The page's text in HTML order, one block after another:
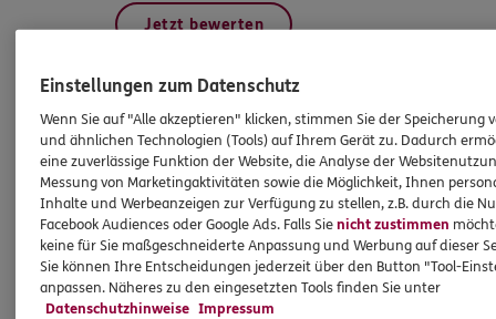
Jetzt bewerten
Produkte
Zahnversicherungen
Kfz-Versicherung
Krankenversicherung
Versicherungen für den privaten Bedarf
Einstellungen zum Datenschutz
Wenn Sie auf "Alle akzeptieren" klicken, stimmen Sie der Speicherung
und ähnlichen Technologien (Tools) auf Ihrem Gerät zu. Dadurch
eine zuverlässige Funktion der Website, die Analyse der
Messung von Marketingaktivitäten sowie die Möglichkeit, Ihnen
Inhalte und Werbeanzeigen zur Verfügung zu stellen, z.B. durch die
Facebook Audiences oder Google Ads. Falls Sienicht zustimmen
keine für Sie maßgeschneiderte Anpassung und Werbung auf dieser
Sie können Ihre Entscheidungen jederzeit über den Button "Tool-
anpassen. Näheres zu den eingesetzten Tools finden Sie unter
Datenschutzhinweise Impressum